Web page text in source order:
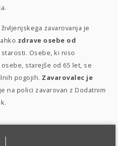
zavarovanja je
zdrave osebe od
starosti. Osebe, ki niso
starejše od 65 let, se
pogojih. Zavarovalec je
na polici zavarovan z Dodatnim